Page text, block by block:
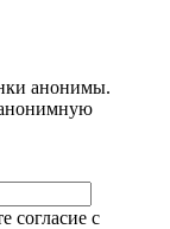
анонимы.
согласие с